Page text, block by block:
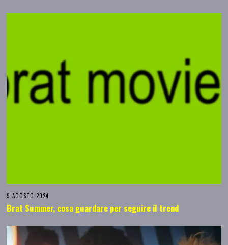
9 AGOSTO 2024
Brat Summer, cosa guardare per seguire il trend